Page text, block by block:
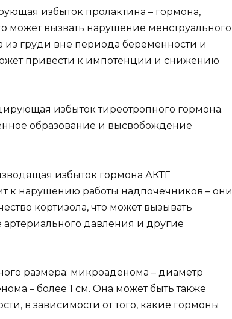
избыток пролактина – гормона,
может вызвать нарушение менструального
груди вне периода беременности и
привести к импотенции и снижению
избыток тиреотропного гормона.
образование и высвобождение
избыток гормона АКТГ
к нарушению работы надпочечников – они
кортизола, что может вызывать
давления и другие
размера: микроаденома – диаметр
– более 1 см. Она может быть также
в зависимости от того, какие гормоны